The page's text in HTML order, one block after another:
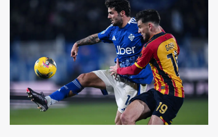
Como
vince
scontro
salvezza